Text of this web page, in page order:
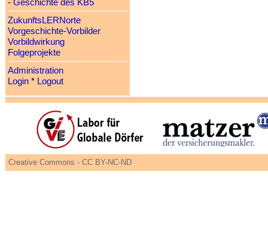
- Geschichte des KB5
ZukunftsLERNorte
Vorgeschichte-Vorbilder
Vorbildwirkung
Folgeprojekte
Administration
Login* Logout
Creative Commons - CC BY-NC-ND